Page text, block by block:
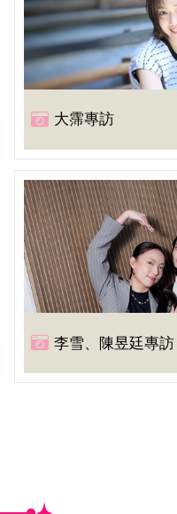
大霈專訪
李雪、陳昱廷專訪